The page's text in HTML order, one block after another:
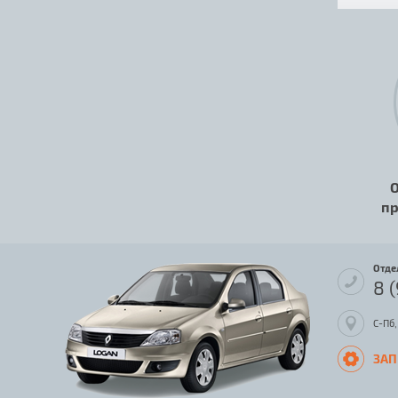
8
С-Пб,